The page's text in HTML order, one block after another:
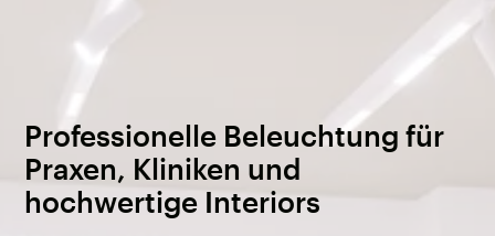
Professionelle Beleuchtung für
Praxen, Kliniken und
hochwertige Interiors